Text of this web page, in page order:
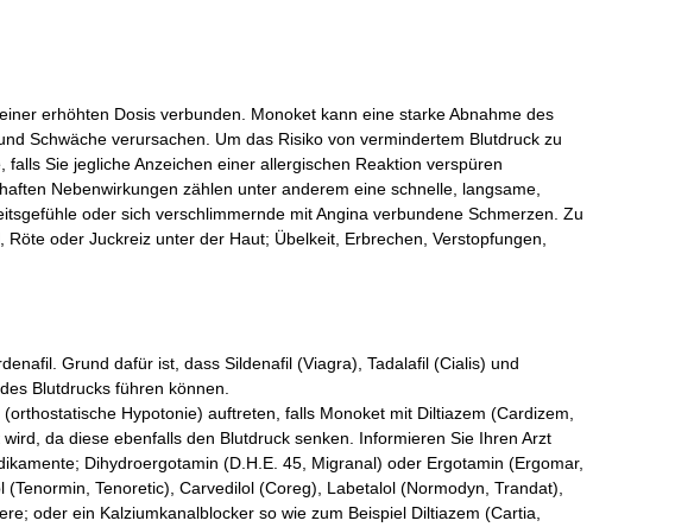
erhöhten Dosis verbunden. Monoket kann eine starke Abnahme des
Schwäche verursachen. Um das Risiko von vermindertem Blutdruck zu
Sie jegliche Anzeichen einer allergischen Reaktion verspüren
Nebenwirkungen zählen unter anderem eine schnelle, langsame,
oder sich verschlimmernde mit Angina verbundene Schmerzen. Zu
oder Juckreiz unter der Haut; Übelkeit, Erbrechen, Verstopfungen,
Grund dafür ist, dass Sildenafil (Viagra), Tadalafil (Cialis) und
Blutdrucks führen können.
Hypotonie) auftreten, falls Monoket mit Diltiazem (Cardizem,
da diese ebenfalls den Blutdruck senken. Informieren Sie Ihren Arzt
Dihydroergotamin (D.H.E. 45, Migranal) oder Ergotamin (Ergomar,
Tenoretic), Carvedilol (Coreg), Labetalol (Normodyn, Trandat),
oder ein Kalziumkanalblocker so wie zum Beispiel Diltiazem (Cartia,